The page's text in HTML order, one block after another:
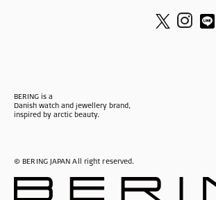
BERING is a
Danish watch and jewellery brand,
inspired by arctic beauty.
© BERING JAPAN All right reserved.